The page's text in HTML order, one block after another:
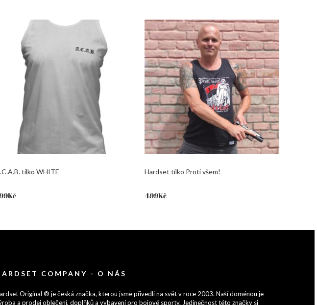
tílko WHITE
Kč
Hardset tílko Proti všem!
499Kč
COMPANY - O NÁS
Original ® je česká značka, kterou jsme přivedli na svět v roce 2003. Naší doménou je
a prodej oblečení, doplňků a vybavení pro bojové sporty. Jedinečnost této značky si